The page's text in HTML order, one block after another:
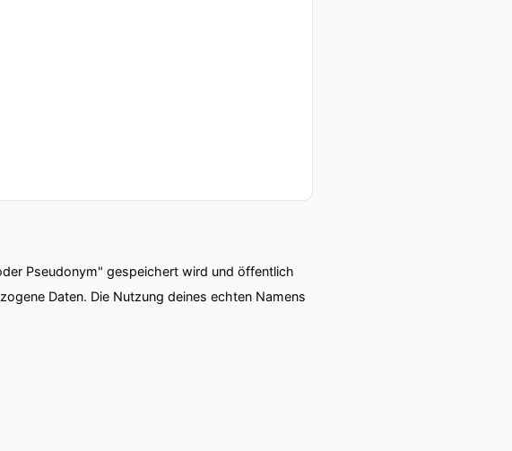
Pseudonym" gespeichert wird und öffentlich
Daten. Die Nutzung deines echten Namens